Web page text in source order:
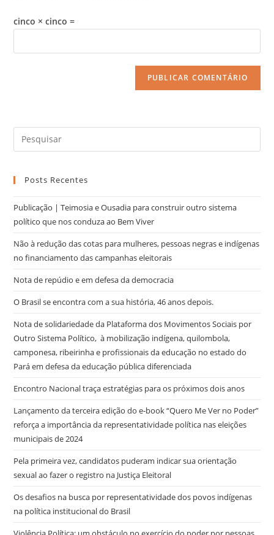
cinco × cinco =
Posts Recentes
Publicação | Teimosia e Ousadia para construir outro sistema
político que nos conduza ao Bem Viver
Não à redução das cotas para mulheres, pessoas negras e indígenas
no financiamento das campanhas eleitorais
Nota de repúdio e em defesa da democracia
O Brasil se encontra com a sua história, 46 anos depois.
Nota de solidariedade da Plataforma dos Movimentos Sociais por
Outro Sistema Político, à mobilização indígena, quilombola,
camponesa, ribeirinha e profissionais da educação no estado do
Pará em defesa da educação pública diferenciada
Encontro Nacional traça estratégias para os próximos dois anos
Lançamento da terceira edição do e-book “Quero Me Ver no Poder”
reforça a importância da representatividade política nas eleições
municipais de 2024
Pela primeira vez, candidatos puderam indicar sua orientação
sexual ao fazer o registro na Justiça Eleitoral
Os desafios na busca por representatividade dos povos indígenas
na política institucional do Brasil